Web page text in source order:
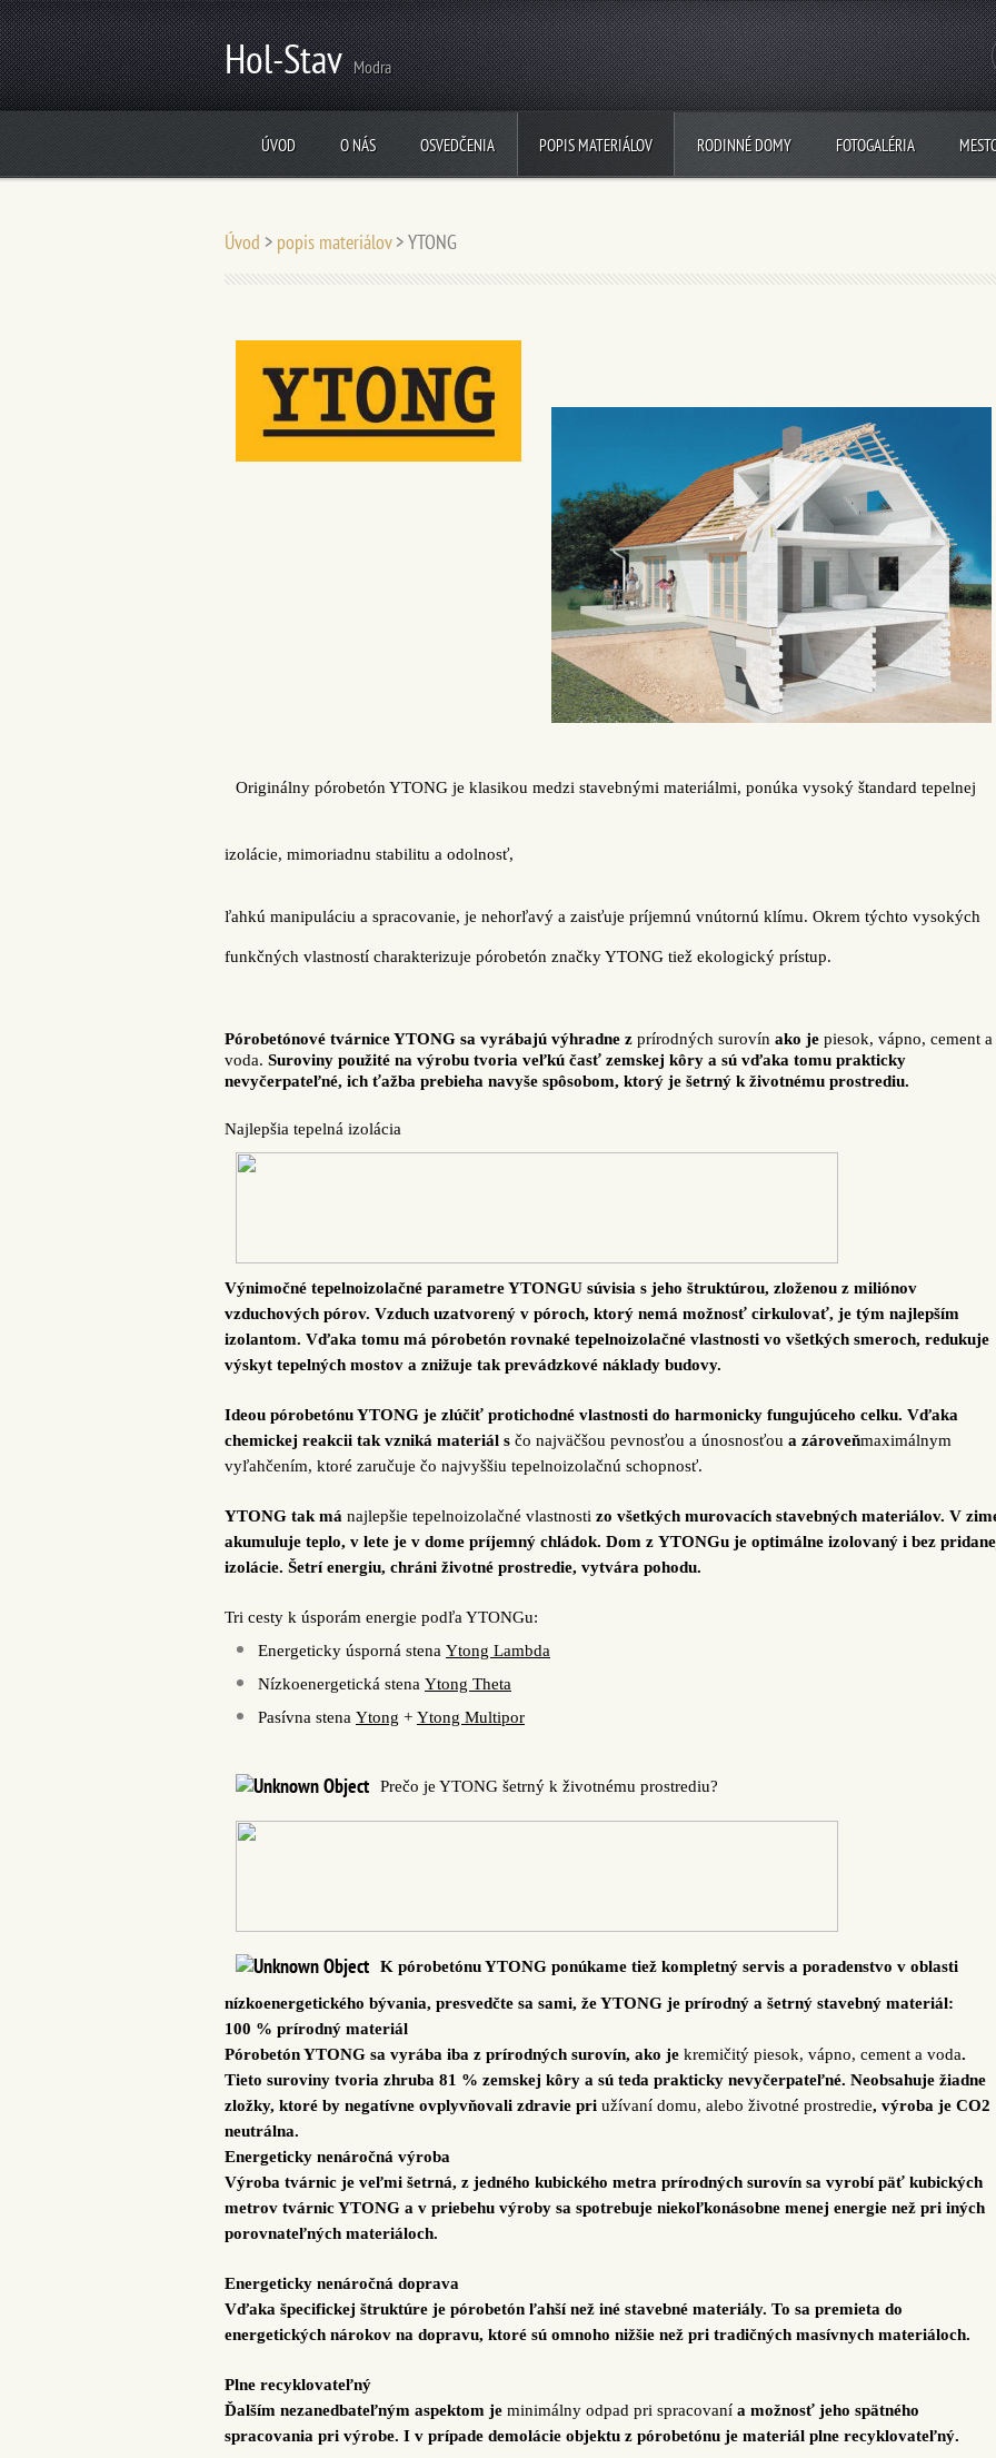
Hol-Stav Modra
ÚVOD O NÁS OSVEDČENIA POPIS MATERIÁLOV RODINNÉ DOMY FOTOGALÉRIA
Úvod > popis materiálov >YTONG
Originálny pórobetón YTONG je klasikou medzi stavebnými materiálmi, ponúka vysoký štandard tepelnej
izolácie, mimoriadnu stabilitu a odolnosť,
ľahkú manipuláciu a spracovanie, je nehorľavý a zaisťuje príjemnú vnútornú klímu. Okrem týchto vysokých
funkčných vlastností charakterizuje pórobetón značky YTONG tiež ekologický prístup.
Pórobetónové tvárnice YTONG sa vyrábajú výhradne z prírodných surovín ako je piesok, vápno, cement a
voda. Suroviny použité na výrobu tvoria veľkú časť zemskej kôry a sú vďaka tomu prakticky
nevyčerpateľné, ich ťažba prebieha navyše spôsobom, ktorý je šetrný k životnému prostrediu.
Najlepšia tepelná izolácia
Výnimočné tepelnoizolačné parametre YTONGU súvisia s jeho štruktúrou, zloženou z miliónov
vzduchových pórov. Vzduch uzatvorený v póroch, ktorý nemá možnosť cirkulovať, je tým najlepším
izolantom. Vďaka tomu má pórobetón rovnaké tepelnoizolačné vlastnosti vo všetkých smeroch, redukuje
výskyt tepelných mostov a znižuje tak prevádzkové náklady budovy.
Ideou pórobetónu YTONG je zlúčiť protichodné vlastnosti do harmonicky fungujúceho celku. Vďaka
chemickej reakcii tak vzniká materiál s čo najväčšou pevnosťou a únosnosťou a zároveňmaximálnym
vyľahčením, ktoré zaručuje čo najvyššiu tepelnoizolačnú schopnosť.
YTONG tak má najlepšie tepelnoizolačné vlastnosti zo všetkých murovacích stavebných materiálov. V
akumuluje teplo, v lete je v dome príjemný chládok. Dom z YTONGu je optimálne izolovaný i bez
izolácie. Šetrí energiu, chráni životné prostredie, vytvára pohodu.
Tri cesty k úsporám energie podľa YTONGu:
Energeticky úsporná stena Ytong Lambda
Nízkoenergetická stena Ytong Theta
Pasívna stena Ytong + Ytong Multipor
Prečo je YTONG šetrný k životnému prostrediu?
K pórobetónu YTONG ponúkame tiež kompletný servis a poradenstvo v oblasti
nízkoenergetického bývania, presvedčte sa sami, že YTONG je prírodný a šetrný stavebný materiál:
100 % prírodný materiál
Pórobetón YTONG sa vyrába iba z prírodných surovín, ako je kremičitý piesok, vápno, cement a voda.
Tieto suroviny tvoria zhruba 81 % zemskej kôry a sú teda prakticky nevyčerpateľné. Neobsahuje žiadne
zložky, ktoré by negatívne ovplyvňovali zdravie pri užívaní domu, alebo životné prostredie, výroba je CO2
neutrálna.
Energeticky nenáročná výroba
Výroba tvárnic je veľmi šetrná, z jedného kubického metra prírodných surovín sa vyrobí päť kubických
metrov tvárnic YTONG a v priebehu výroby sa spotrebuje niekoľkonásobne menej energie než pri iných
porovnateľných materiáloch.
Energeticky nenáročná doprava
Vďaka špecifickej štruktúre je pórobetón ľahší než iné stavebné materiály. To sa premieta do
energetických nárokov na dopravu, ktoré sú omnoho nižšie než pri tradičných masívnych materiáloch.
Plne recyklovateľný
Ďalším nezanedbateľným aspektom je minimálny odpad pri spracovaní a možnosť jeho spätného
spracovania pri výrobe. I v prípade demolácie objektu z pórobetónu je materiál plne recyklovateľný.